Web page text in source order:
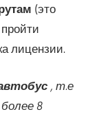
(это
лицензии.
, т.е
8